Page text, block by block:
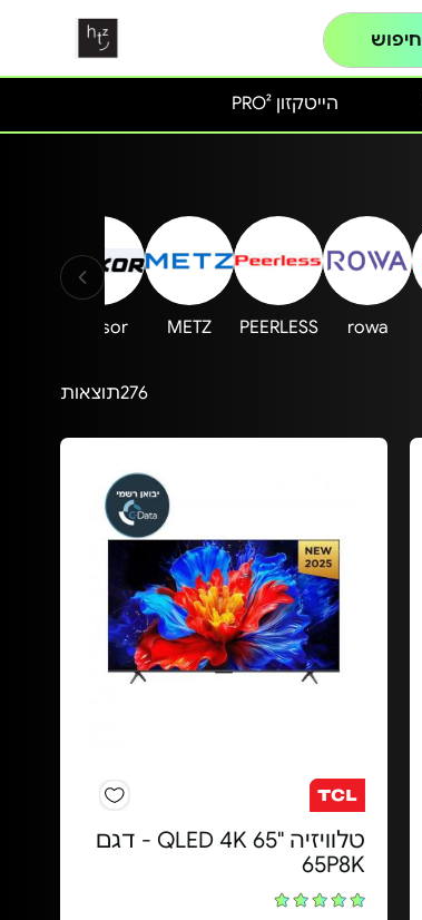
חיפוש
הייטקזון PRO²
rowa
PEERLESS
METZ
Luxsor
276תוצאות
טלוויזיה "65 QLED 4K - דגם
65P8K